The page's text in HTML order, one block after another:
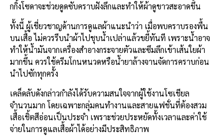
กกิ้งโซดาจะช่วยดูดซับคราบฝังลึกและทำให้ผ้าดูขาวสะอาดขึ้น
ทั้งนี้ ผู้เชี่ยวชาญด้านการดูแลผ้าแนะนำว่า เมื่อพบคราบรองพื้น
บนเสื้อ ไม่ควรรีบนำผ้าไปชุบน้ำเปล่าแล้วขยี้ทันที เพราะน้ำอาจ
ทำให้น้ำมันจากเครื่องสำอางกระจายตัวและซึมลึกเข้าเส้นใยผ้า
มากขึ้น ควรใช้ครีมโกนหนวดหรือน้ำยาล้างจานจัดการคราบก่อน
นำไปซักทุกครั้ง
เคล็ดลับดังกล่าวกำลังได้รับความสนใจจากผู้ใช้งานโซเชียล
จำนวนมาก โดยเฉพาะกลุ่มคนทำงานและสายแฟชั่นที่ต้องสวม
เสื้อเชิ้ตสีอ่อนเป็นประจำ เพราะช่วยประหยัดทั้งเวลาและค่าใช้
จ่ายในการดูแลเสื้อผ้าได้อย่างมีประสิทธิภาพ